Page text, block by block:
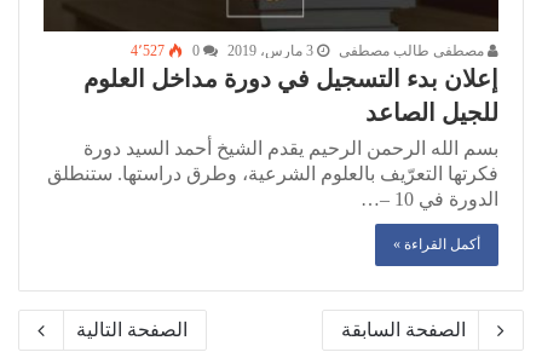
مصطفى طالب مصطفى 3 مارس، 2019 4٬527
إعلان بدء التسجيل في دورة مداخل العلوم
للجيل الصاعد
بسم الله الرحمن الرحيم يقدم الشيخ أحمد السيد دورة
فكرتها التعرّيف بالعلوم الشرعية، وطرق دراستها. ستنطلق
الدورة في 10 –…
أكمل القراءة »
الصفحة السابقة الصفحة التالية